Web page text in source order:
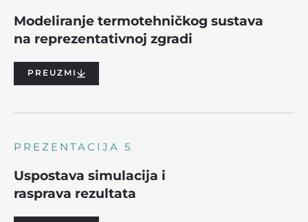
Modeliranje termotehničkog sustava
na reprezentativnoj zgradi
PREUZMI
PREZENTACIJA 5
Uspostava simulacija i
rasprava rezultata